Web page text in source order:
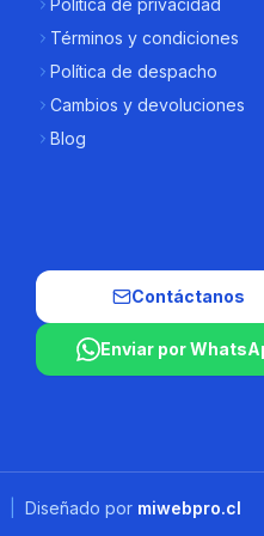
Política de privacidad
Términos y condiciones
Política de despacho
Cambios y devoluciones
Blog
Contáctanos
Enviar por
Diseñado por miwebpro.cl